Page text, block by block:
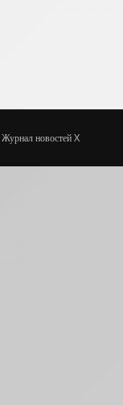
Журнал новостей X